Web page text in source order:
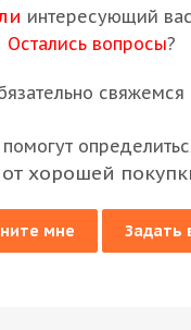
интересующий
Остались вопросы?
свяжемся
от хорошей
мне Задать